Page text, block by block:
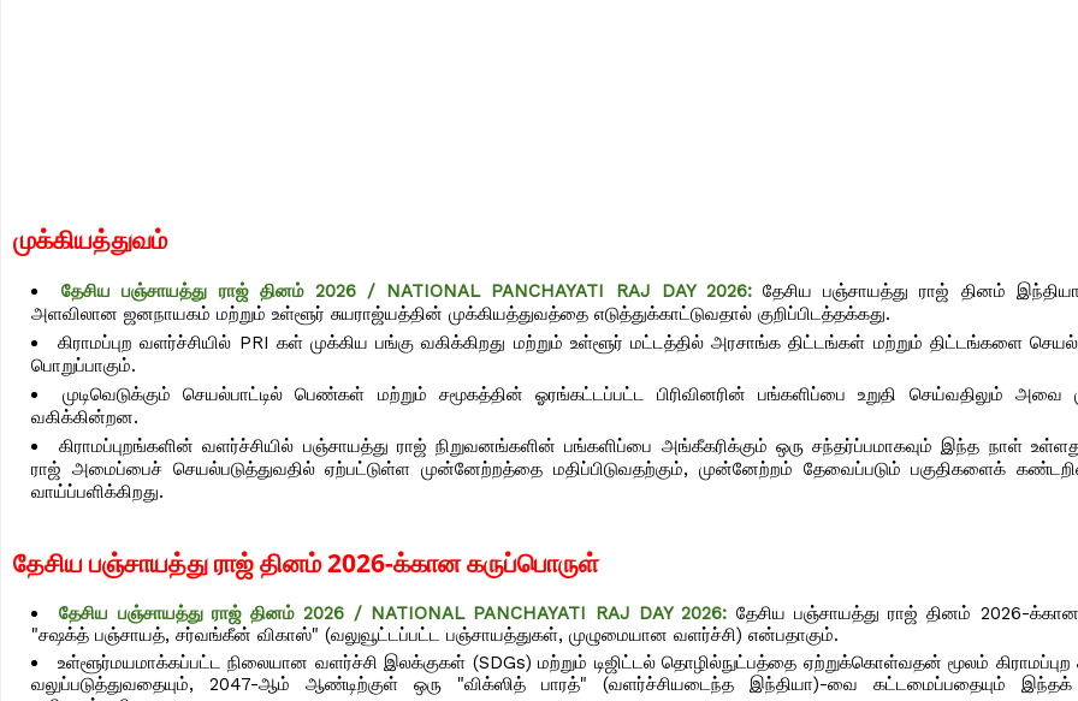
முக்கியத்துவம்
தேசிய பஞ்சாயத்து ராஜ் தினம் 2026 / NATIONAL PANCHAYATI RAJ DAY 2026:தேசிய பஞ்சாயத்து ராஜ் தினம்
அளவிலான ஜனநாயகம் மற்றும் உள்ளூர் சுயராஜ்யத்தின் முக்கியத்துவத்தை எடுத்துக்காட்டுவதால் குறிப்பிடத்தக்கது.
கிராமப்புற வளர்ச்சியில் PRI கள் முக்கிய பங்கு வகிக்கிறது மற்றும் உள்ளூர் மட்டத்தில் அரசாங்க திட்டங்கள் மற்றும் திட்டங்களை
பொறுப்பாகும்.
முடிவெடுக்கும் செயல்பாட்டில் பெண்கள் மற்றும் சமூகத்தின் ஓரங்கட்டப்பட்ட பிரிவினரின் பங்களிப்பை உறுதி செய்வதிலும் அவை
வகிக்கின்றன.
கிராமப்புறங்களின் வளர்ச்சியில் பஞ்சாயத்து ராஜ் நிறுவனங்களின் பங்களிப்பை அங்கீகரிக்கும் ஒரு சந்தர்ப்பமாகவும் இந்த நாள்
ராஜ் அமைப்பைச் செயல்படுத்துவதில் ஏற்பட்டுள்ள முன்னேற்றத்தை மதிப்பிடுவதற்கும், முன்னேற்றம் தேவைப்படும் பகுதிகளைக்
வாய்ப்பளிக்கிறது.
தேசிய பஞ்சாயத்து ராஜ் தினம் 2026-க்கான கருப்பொருள்
தேசிய பஞ்சாயத்து ராஜ் தினம் 2026 / NATIONAL PANCHAYATI RAJ DAY 2026: தேசிய பஞ்சாயத்து ராஜ் தினம் 2026-
"சஷக்த் பஞ்சாயத், சர்வங்கீன் விகாஸ்" (வலுவூட்டப்பட்ட பஞ்சாயத்துகள், முழுமையான வளர்ச்சி) என்பதாகும்.
உள்ளூர்மயமாக்கப்பட்ட நிலையான வளர்ச்சி இலக்குகள் (SDGs) மற்றும் டிஜிட்டல் தொழில்நுட்பத்தை ஏற்றுக்கொள்வதன் மூலம்
வலுப்படுத்துவதையும், 2047-ஆம் ஆண்டிற்குள் ஒரு "விக்ஸித் பாரத்" (வளர்ச்சியடைந்த இந்தியா)-வை கட்டமைப்பதையும் இந்தக்